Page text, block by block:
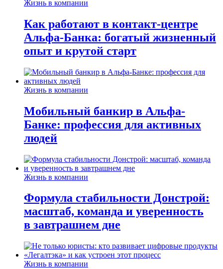
Жизнь в компании
Как работают в контакт-центре
Альфа-Банка: богатый жизненный
опыт и крутой старт
Жизнь в компании
Мобильный банкир в Альфа-
Банке: профессия для активных
людей
Жизнь в компании
Формула стабильности Донстрой:
масштаб, команда и уверенность
в завтрашнем дне
Жизнь в компании